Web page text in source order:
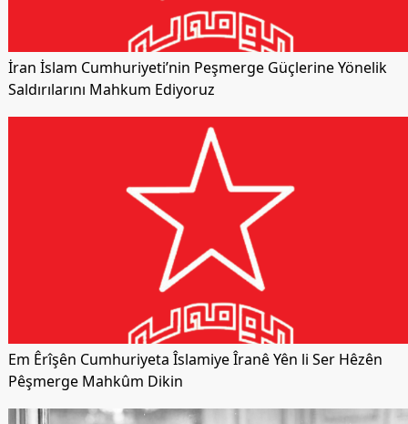
İran İslam Cumhuriyeti’nin Peşmerge Güçlerine Yönelik
Saldırılarını Mahkum Ediyoruz
Em Êrîşên Cumhuriyeta Îslamiye Îranê Yên li Ser Hêzên
Pêşmerge Mahkûm Dikin